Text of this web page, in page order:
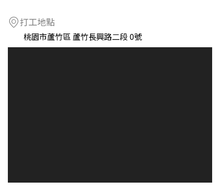
打工地點
桃園市蘆竹區 蘆竹長興路二段 0號